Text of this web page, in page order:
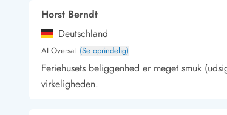
Vandring langs Vestkysten
Vandski for hele familien
Sejlads langs Vestkysten
Kulturaktiviteter
Historiske museer
Horst Berndt
Deutschland
AI Oversat (Se oprindelig)
Feriehusets beliggenhed er meget smuk
virkeligheden.